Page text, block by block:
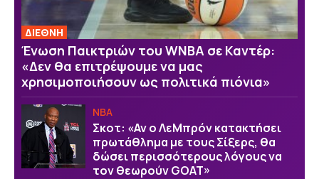
ΔΙΕΘΝΗ
Ένωση Παικτριών του WNBA σε Καντέρ:
«Δεν θα επιτρέψουμε να μας
χρησιμοποιήσουν ως πολιτικά πιόνια»
NBA
Σκοτ: «Αν ο ΛεΜπρόν κατακτήσει
πρωτάθλημα με τους Σίξερς, θα
δώσει περισσότερους λόγους να
τον θεωρούν GOAT»